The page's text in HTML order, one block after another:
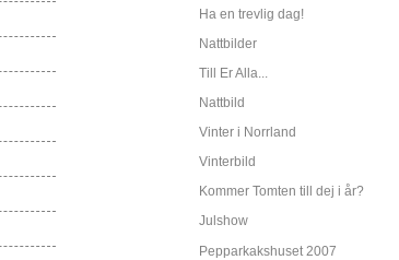
Ha en trevlig dag!
Nattbilder
Till Er Alla...
Nattbild
Vinter i Norrland
Vinterbild
Kommer Tomten till dej i år?
Julshow
Pepparkakshuset 2007